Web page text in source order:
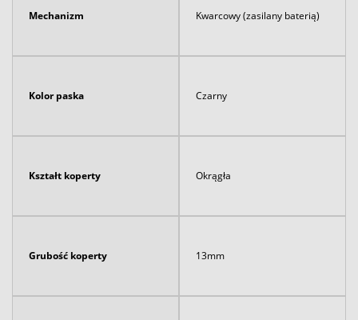
Mechanizm Kwarcowy (zasilany baterią)
Kolor paska Czarny
Kształt koperty Okrągła
Grubość koperty 13mm